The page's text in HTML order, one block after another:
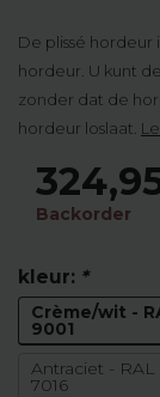
De plissé
hordeur. U kunt
zonder dat de
hordeur loslaat.
Backorder
kleur: *
Crème/wit -
9001
Antraciet - RAL
7016